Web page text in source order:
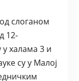
слоганом
12-
у халама 3 и
су у Малој